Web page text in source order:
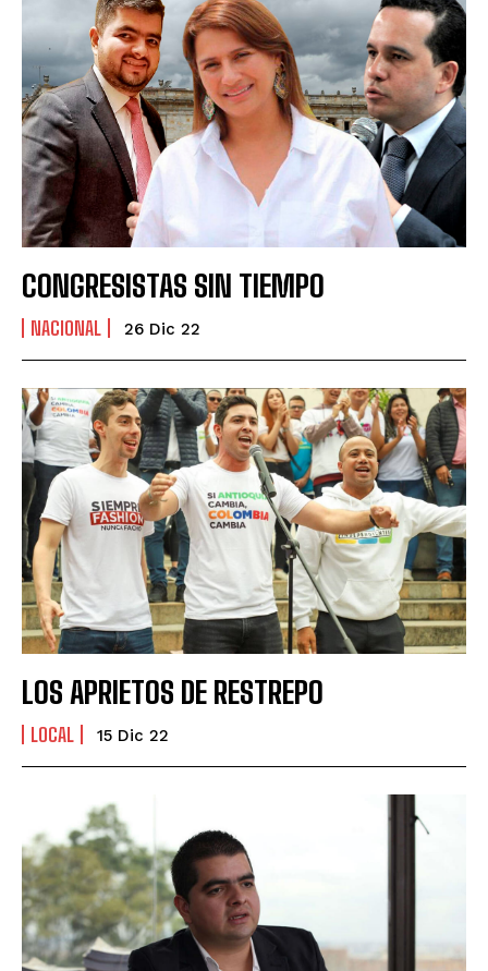
CONGRESISTAS SIN TIEMPO
NACIONAL 26 Dic 22
LOS APRIETOS DE RESTREPO
LOCAL 15 Dic 22